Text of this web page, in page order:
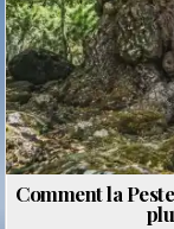
Comment la